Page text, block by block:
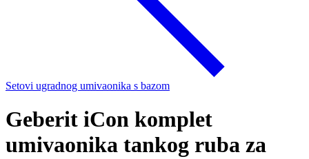
Setovi ugradnog umivaonika s bazom
Geberit iCon komplet
umivaonika tankog ruba za